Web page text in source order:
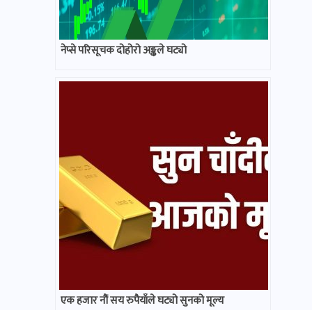
नेप्से परिसूचक दोहोरो अङ्कले घट्यो
एक हजार नौं सय रुपैयाँले घट्यो सुनको मूल्य